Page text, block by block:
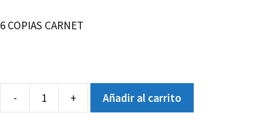
6 COPIAS CARNET
-
JUEGO
+ Añadir al carrito